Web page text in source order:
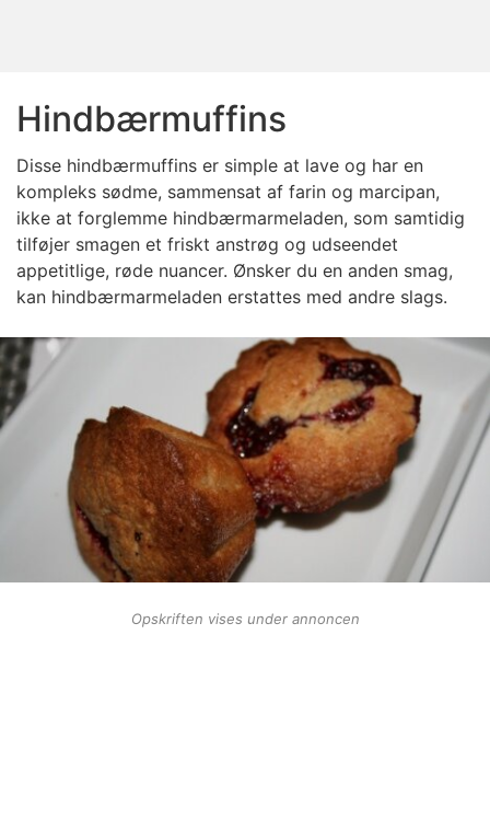
Hindbærmuffins
Disse hindbærmuffins er simple at lave og har en
kompleks sødme, sammensat af farin og marcipan,
ikke at forglemme hindbærmarmeladen, som samtidig
tilføjer smagen et friskt anstrøg og udseendet
appetitlige, røde nuancer. Ønsker du en anden smag,
kan hindbærmarmeladen erstattes med andre slags.
Opskriften vises under annoncen